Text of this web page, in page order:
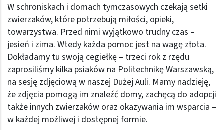
W schroniskach i domach tymczasowych czekają setki
zwierzaków, które potrzebują miłości, opieki,
towarzystwa. Przed nimi wyjątkowo trudny czas –
jesień i zima. Wtedy każda pomoc jest na wagę złota.
Dokładamy tu swoją cegiełkę – trzeci rok z rzędu
zaprosiliśmy kilka psiaków na Politechnikę Warszawską,
na sesję zdjęciową w naszej Dużej Auli. Mamy nadzieję,
że zdjęcia pomogą im znaleźć domy, zachęcą do adopcji
także innych zwierzaków oraz okazywania im wsparcia –
w każdej możliwej i dostępnej formie.